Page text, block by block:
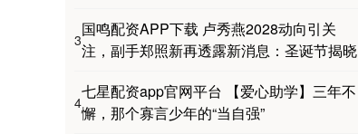
3
国鸣配资APP下载 卢秀燕2028动向引关
注，副手郑照新再透露新消息：圣诞节揭晓
4
七星配资app官网平台 【爱心助学】三年不
懈，那个寡言少年的“当自强”